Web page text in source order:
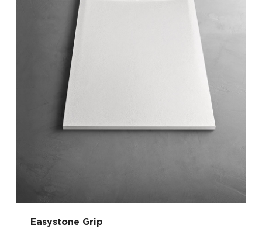
Easystone Grip